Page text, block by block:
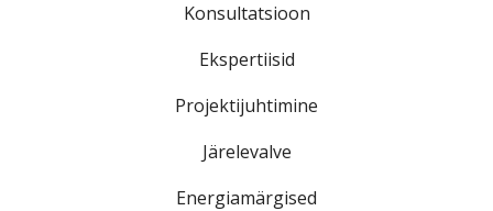
Konsultatsioon
Ekspertiisid
Projektijuhtimine
Järelevalve
Energiamärgised